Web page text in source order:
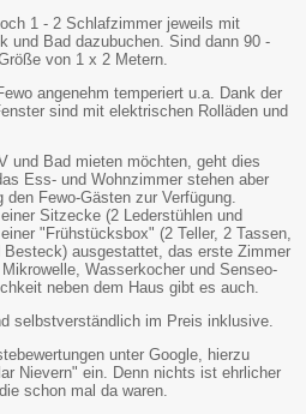
1 - 2 Schlafzimmer jeweils mit
und Bad dazubuchen. Sind dann 90 -
von 1 x 2 Metern.
angenehm temperiert u.a. Dank der
sind mit elektrischen Rolläden und
und Bad mieten möchten, geht dies
Ess- und Wohnzimmer stehen aber
Fewo-Gästen zur Verfügung.
Sitzecke (2 Lederstühlen und
"Frühstücksbox" (2 Teller, 2 Tassen,
ausgestattet, das erste Zimmer
Wasserkocher und Senseo-
neben dem Haus gibt es auch.
selbstverständlich im Preis inklusive.
unter Google, hierzu
Nievern" ein. Denn nichts ist ehrlicher
schon mal da waren.